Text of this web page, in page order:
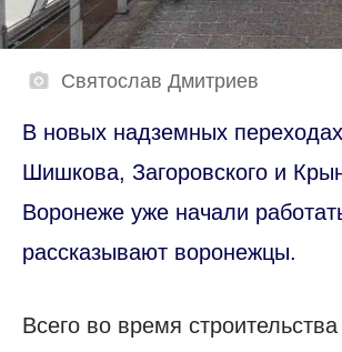
Святослав Дмитриев
В новых надземных
Шишкова, Загоровского и
Воронеже уже начали
рассказывают воронежцы.
Всего во время строительства